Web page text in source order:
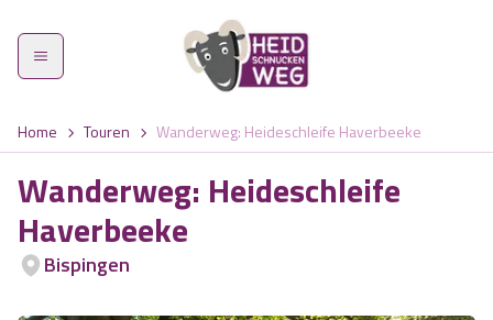
Heidschnuckenweg
Home Touren Wanderweg: Heideschleife Haverbeeke
Wanderweg: Heideschleife
Haverbeeke
Bispingen